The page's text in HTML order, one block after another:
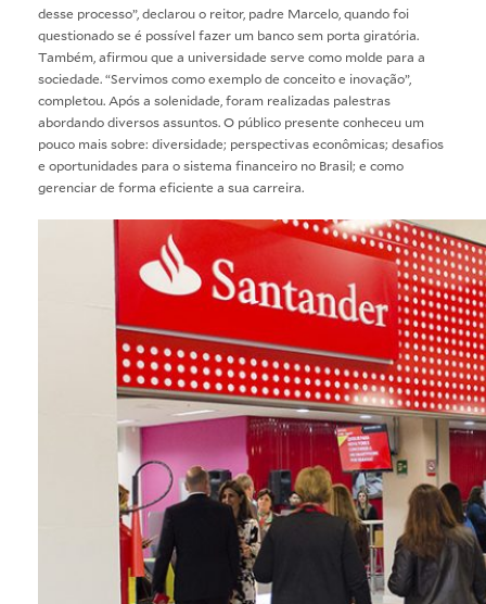
desse processo”, declarou o reitor, padre Marcelo, quando foi
questionado se é possível fazer um banco sem porta giratória.
Também, afirmou que a universidade serve como molde para a
sociedade. “Servimos como exemplo de conceito e inovação”,
completou. Após a solenidade, foram realizadas palestras
abordando diversos assuntos. O público presente conheceu um
pouco mais sobre: diversidade; perspectivas econômicas; desafios
e oportunidades para o sistema financeiro no Brasil; e como
gerenciar de forma eficiente a sua carreira.